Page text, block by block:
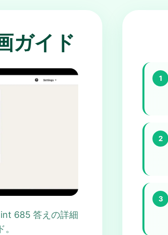
ガイド
685 答えの詳細
1
2
3